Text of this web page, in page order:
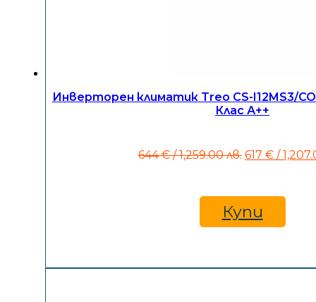
Инверторен климатик Treo CS-I12MS3/
Клас А++
644€ / 1,259.00 лв. Original
644 €
/
1,259.00
617 € /
Купи